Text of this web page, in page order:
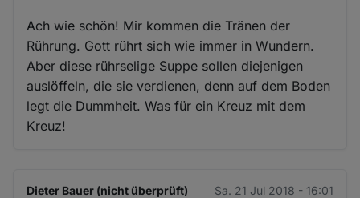
Ach wie schön! Mir kommen die Tränen der
Rührung. Gott rührt sich wie immer in Wundern.
Aber diese rührselige Suppe sollen diejenigen
auslöffeln, die sie verdienen, denn auf dem Boden
legt die Dummheit. Was für ein Kreuz mit dem
Kreuz!
Dieter Bauer (nicht überprüft) Sa. 21 Jul 2018 - 16:01